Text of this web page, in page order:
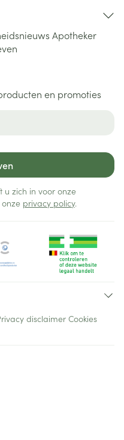
Apotheker
en promoties
u zich in voor onze
privacy policy.
disclaimer Cookies